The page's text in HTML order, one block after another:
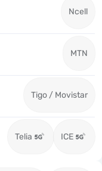
Ncell
MTN
Tigo / Movistar
Telia ICE